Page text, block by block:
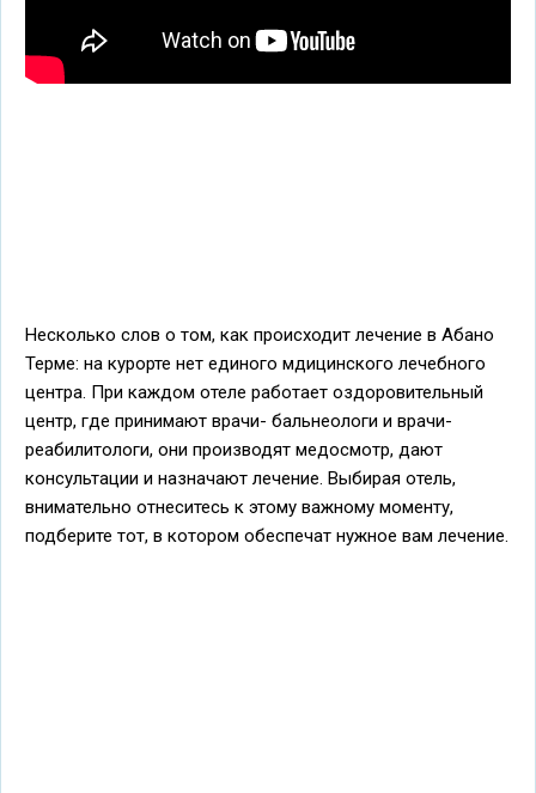
Несколько слов о том, как происходит лечение в Абано
Терме: на курорте нет единого мдицинского лечебного
центра. При каждом отеле работает оздоровительный
центр, где принимают врачи- бальнеологи и врачи-
реабилитологи, они производят медосмотр, дают
консультации и назначают лечение. Выбирая отель,
внимательно отнеситесь к этому важному моменту,
подберите тот, в котором обеспечат нужное вам лечение.